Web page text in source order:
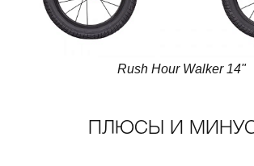
Rush Hour Walker 14"
ПЛЮСЫ И